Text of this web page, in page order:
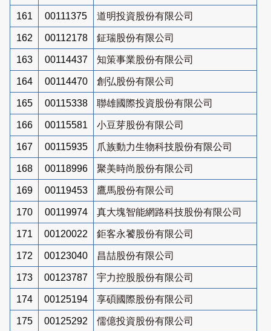
161 00111375 道明投資股份有限公司
162 00112178 鉦瑞股份有限公司
163 00114437 知策事業股份有限公司
164 00114470 創弘股份有限公司
165 00115338 聯雄國際投資股份有限公司
166 00115581 小豆芽股份有限公司
167 00115935 爪族動力生物科技股份有限公司
168 00118996 聚美時尚股份有限公司
169 00119453 鷹馬股份有限公司
170 00119974 真大塊智能網路科技股份有限公司
171 00120022 鉅客永饕股份有限公司
172 00123040 昌喆股份有限公司
173 00123787 宇力控股股份有限公司
174 00125194 享碩國際股份有限公司
175 00125292 儒億投資股份有限公司